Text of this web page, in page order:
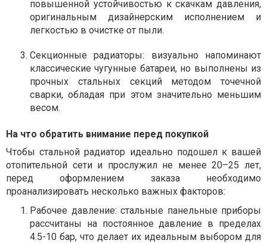
повышенной устойчивостью к скачкам давления,
оригинальным дизайнерским исполнением и
легкостью в очистке от пыли.
Секционные радиаторы: визуально напоминают
классические чугунные батареи, но выполнены из
прочных стальных секций методом точечной
сварки, обладая при этом значительно меньшим
весом.
На что обратить внимание перед покупкой
Чтобы стальной радиатор идеально подошел к вашей
отопительной сети и прослужил не менее 20–25 лет,
перед оформлением заказа необходимо
проанализировать несколько важных факторов:
Рабочее давление: стальные панельные приборы
рассчитаны на постоянное давление в пределах
4.5-10 бар, что делает их идеальным выбором для